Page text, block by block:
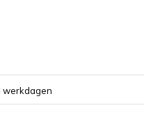
werkdagen